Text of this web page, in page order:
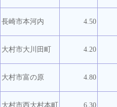
長崎市本河内 4.50
大村市大川田町 4.20
大村市富の原 4.80
大村市西大村本町 6.30